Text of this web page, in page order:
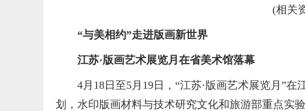
(相关
“与美相约”走进版画新世界
江苏·版画艺术展览月在省美术馆落幕
4月18日至5月19日，“江苏·版画艺术展览月”
划，水印版画材料与技术研究文化和旅游部重点实